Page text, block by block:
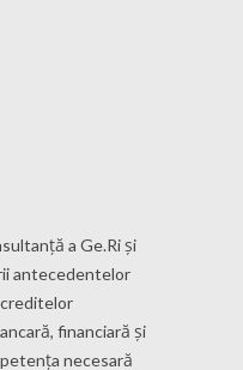
a Ge.Ri și
antecedentelor
financiară și
necesară